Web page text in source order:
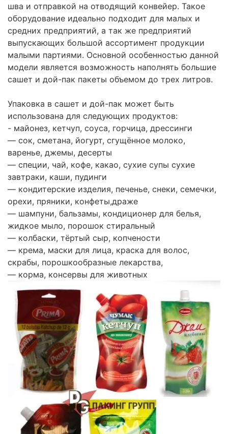
шва и отправкой на отводящий конвейер. Такое
оборудование идеально подходит для малых и
средних предприятий, а так же предприятий
выпускающих большой ассортимент продукции
малыми партиями. Основной особенностью данной
модели является возможность наполнять большие
сашет и дой-пак пакеты объемом до трех литров.
Упаковка в сашет и дой-пак может быть
использована для следующих продуктов:
- майонез, кетчуп, соуса, горчица, дрессинги
— сок, сметана, йогурт, сгущённое молоко,
варенье, джемы, десерты
— специи, чай, кофе, какао, сухие супы сухие
завтраки, каши, пудинги
— кондитерские изделия, печенье, снеки, семечки,
орехи, пряники, конфеты,драже
— шампуни, бальзамы, кондиционер для белья,
жидкое мыло, порошок стиральный
— колбаски, тёртый сыр, копчености
— крема, маски для лица, краска для волос,
скрабы, порошкообразные лекарства,
— корма, консервы для животных